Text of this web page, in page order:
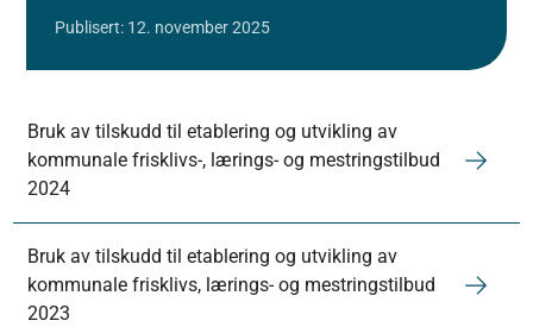
Publisert: 12. november 2025
Bruk av tilskudd til etablering og utvikling av
kommunale frisklivs-, lærings- og mestringstilbud
2024
Bruk av tilskudd til etablering og utvikling av
kommunale frisklivs, lærings- og mestringstilbud
2023